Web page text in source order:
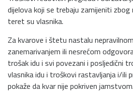
dijelova koji se trebaju zamijeniti
teret su vlasnika.
Za kvarove i štetu nastalu
zanemarivanjem ili nesrećom
trošak idu i svi povezani i posljedični
vlasnika idu i troškovi rastavljanja i/ili
pokaže da kvar nije pokriven jamstvom.